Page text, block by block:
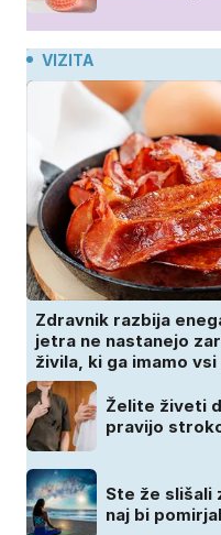
VIZITA
Zdravnik razbija
jetra ne nastanejo
živila, ki ga imamo
Želite živeti
pravijo
Ste že slišali
naj bi